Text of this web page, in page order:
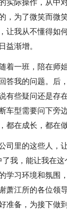
实际操作，从中
，为了微笑而微
让我从不懂得如
益渐增。
着一班，陪在师
答我的问题。后
有些疑问还是存
车型需要问下旁
都在成长，都在
司里的这些人，
了我，能让我在
学习环境和氛围
萧江所的各位领
准备，为接下做